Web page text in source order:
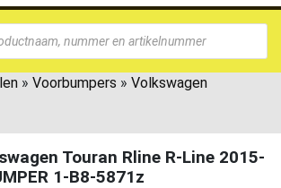
» Voorbumpers » Volkswagen
Touran Rline R-Line 2015-
1-B8-5871z